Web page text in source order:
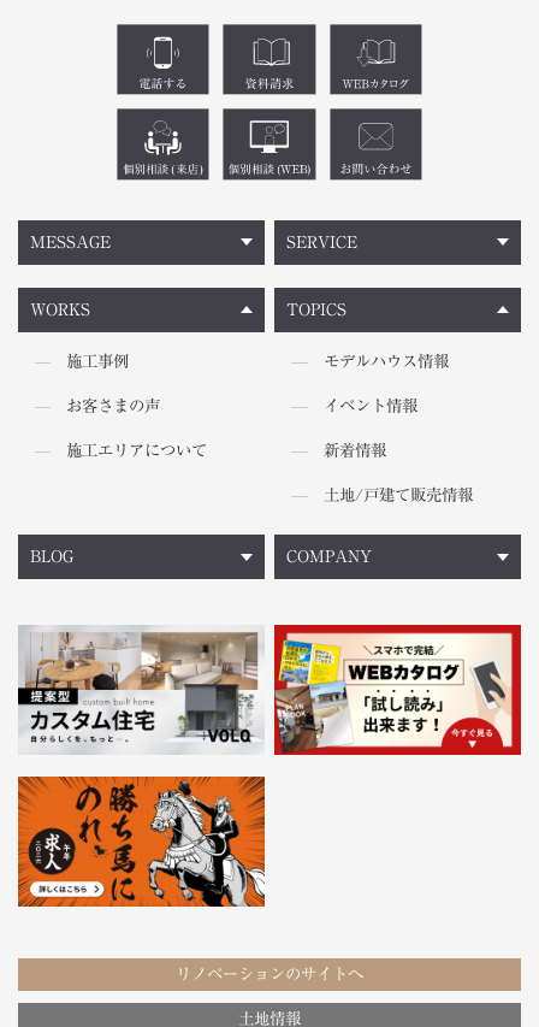
MESSAGE
WORKS
施工事例
お客さまの声
施工エリアについて
TOPICS
モデルハウス情報
イベント情報
新着情報
土地/戸建て販売情報
SERVICE
BLOG COMPANY
リノベーションのサイトへ
土地情報